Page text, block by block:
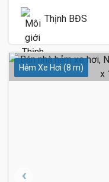
Thịnh BĐS
Hẻm Xe Hơi (8 m)